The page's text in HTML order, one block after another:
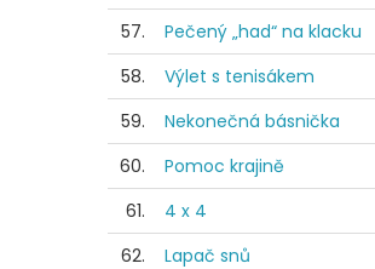
57.
Pečený „had“ na klacku
58.
Výlet s tenisákem
59.
Nekonečná básnička
60.
Pomoc krajině
61.
4 x 4
62.
Lapač snů